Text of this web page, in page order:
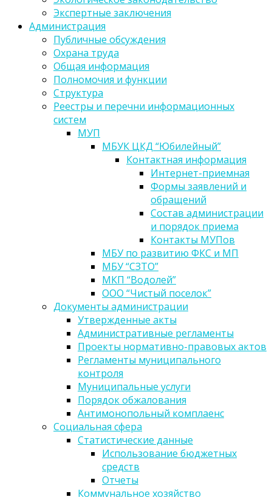
Экспертные заключения
Администрация
Публичные обсуждения
Охрана труда
Общая информация
Полномочия и функции
Структура
Реестры и перечни информационных
систем
МУП
МБУК ЦКД “Юбилейный”
Контактная информация
Интернет-приемная
Формы заявлений и
обращений
Состав администрации
и порядок приема
Контакты МУПов
МБУ по развитию ФКС и МП
МБУ “СЗТО”
МКП “Водолей”
ООО “Чистый поселок”
Документы администрации
Утвержденные акты
Административные регламенты
Проекты нормативно-правовых актов
Регламенты муниципального
контроля
Муниципальные услуги
Порядок обжалования
Антимонопольный комплаенс
Социальная сфера
Статистические данные
Использование бюджетных
средств
Отчеты
Коммунальное хозяйство